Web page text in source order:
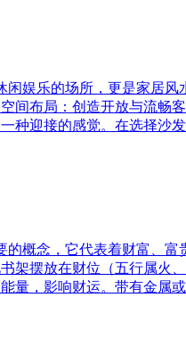
娱乐的场所，更是家居
布局：创造开放与流畅
种迎接的感觉。在选择沙
概念，它代表着财富、
摆放在财位（五行属火
量，影响财运。带有金属